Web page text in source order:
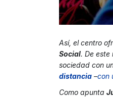
Así, el centro
Social. De este
sociedad con
distancia –con
Como apunta